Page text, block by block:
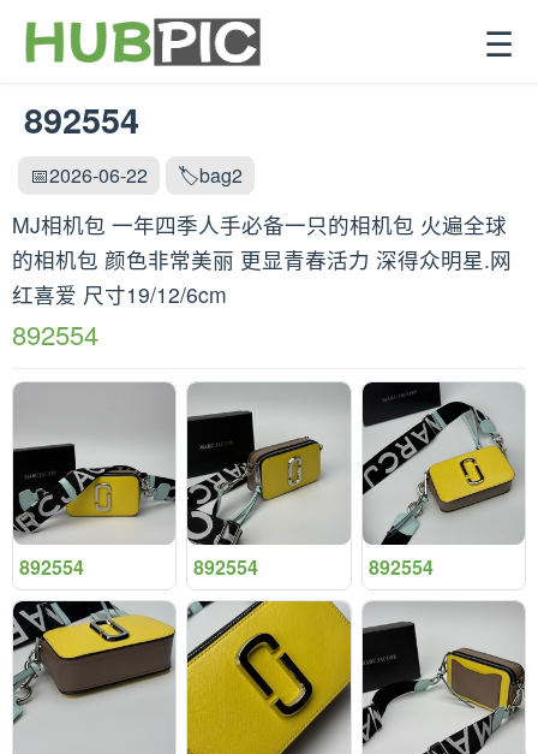
☰
892554
📅2026-06-22 🏷️bag2
MJ相机包 一年四季人手必备一只的相机包 火遍全球
的相机包 颜色非常美丽 更显青春活力 深得众明星.网
红喜爱 尺寸19/12/6cm
892554
892554 892554 892554